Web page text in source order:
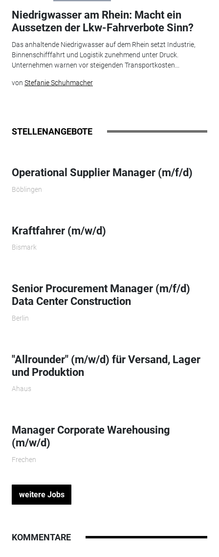
Niedrigwasser am Rhein: Macht ein
Aussetzen der Lkw-Fahrverbote Sinn?
Das anhaltende Niedrigwasser auf dem Rhein setzt Industrie,
Binnenschifffahrt und Logistik zunehmend unter Druck.
Unternehmen warnen vor steigenden Transportkosten...
von Stefanie Schuhmacher
STELLENANGEBOTE
Operational Supplier Manager​ (m/f/d)
Böblingen
Kraftfahrer (m/w/d)
Bismark
Senior Procurement Manager (m/f/d)
Data Center Construction
Berlin
"Allrounder" (m/w/d) für Versand, Lager
und Produktion
Ahaus
Manager Corporate Warehousing
(m/w/d)
Frechen
weitere Jobs
KOMMENTARE